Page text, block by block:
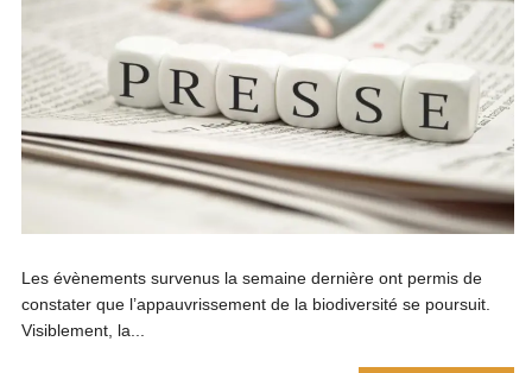
Les évènements survenus la semaine dernière ont permis de
constater que l’appauvrissement de la biodiversité se poursuit.
Visiblement, la...